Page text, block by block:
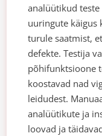
analüütikud
uuringute käigus
turule saatmist,
defekte. Testija
põhifunktsioone
koostavad nad
leidudest.
analüütikute ja
loovad ja